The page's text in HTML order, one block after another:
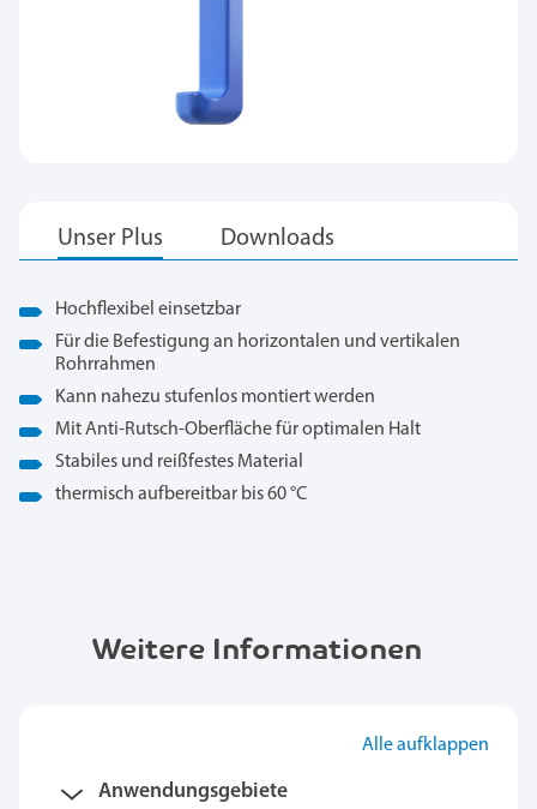
Hochflexibel einsetzbar
Für die Befestigung an horizontalen und vertikalen
Rohrrahmen
Kann nahezu stufenlos montiert werden
Mit Anti-Rutsch-Oberfläche für optimalen Halt
Stabiles und reißfestes Material
thermisch aufbereitbar bis 60 °C
Weitere Informationen
Alle aufklappen
Anwendungsgebiete